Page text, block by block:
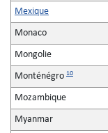
Mexique
Monaco
Mongolie
Monténégro 10
Mozambique
Myanmar